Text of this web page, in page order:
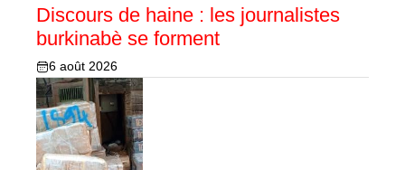
Discours de haine : les journalistes
burkinabè se forment
6 août 2026